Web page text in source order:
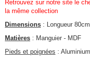
Retrouvez sur notre site le
la même collection
Dimensions : Longueur
Matières : Manguier - MDF
Pieds et poignées : Aluminium